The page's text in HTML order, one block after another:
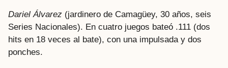
Dariel Álvarez (jardinero de Camagüey, 30 años, seis
Series Nacionales). En cuatro juegos bateó .111 (dos
hits en 18 veces al bate), con una impulsada y dos
ponches.